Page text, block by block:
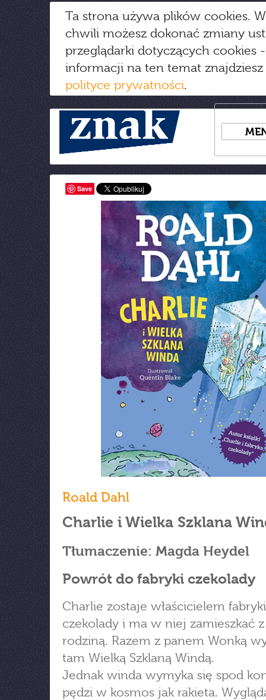
Ta strona używa plików cookies.
chwili możesz dokonać zmiany
przeglądarki dotyczących cookies
informacji na ten temat
polityce prywatności.
Save
Roald Dahl
Charlie i Wielka Szklana
Tłumaczenie: Magda Heydel
Powrót do fabryki czekolady
Charlie zostaje właścicielem fabryki
czekolady i ma w niej zamieszkać z
rodziną. Razem z panem Wonką
tam Wielką Szklaną Windą.
Jednak winda wymyka się spod
pędzi w kosmos jak rakieta.